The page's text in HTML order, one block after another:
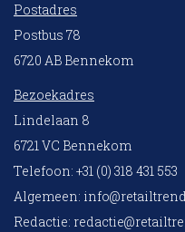
Postadres
Postbus 78
6720 AB Bennekom
Bezoekadres
Lindelaan 8
6721 VC Bennekom
Telefoon: +31 (0) 318 431 553
Algemeen:
Redactie: